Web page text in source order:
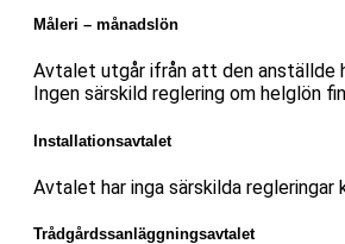
Måleri – månadslön
Avtalet utgår ifrån att den anställde
Ingen särskild reglering om helglön
Installationsavtalet
Avtalet har inga särskilda regleringar
Trådgårdssanläggningsavtalet